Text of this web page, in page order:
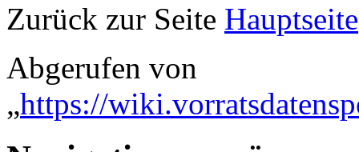
Zurück zur Seite Hauptseite
Abgerufen von
„https://